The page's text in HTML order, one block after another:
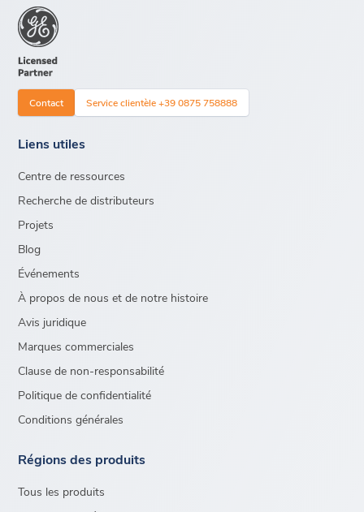
Contact Service clientèle +39 0875 758888
Liens utiles
Centre de ressources
Recherche de distributeurs
Projets
Blog
Événements
À propos de nous et de notre histoire
Avis juridique
Marques commerciales
Clause de non-responsabilité
Politique de confidentialité
Conditions générales
Régions des produits
Tous les produits